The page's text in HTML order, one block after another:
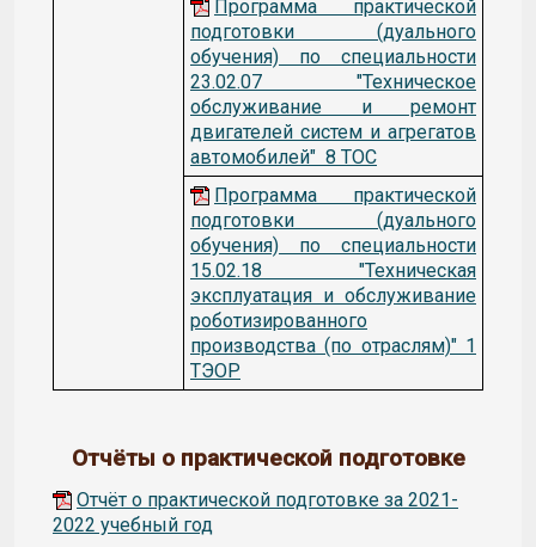
Программа практической
подготовки (дуального
обучения) по специальности
23.02.07 "Техническое
обслуживание и ремонт
двигателей систем и агрегатов
автомобилей" 8 ТОС
Программа практической
подготовки (дуального
обучения) по специальности
15.02.18 "Техническая
эксплуатация и обслуживание
роботизированного
производства (по отраслям)" 1
ТЭОР
Отчёты о практической подготовке
Отчёт о практической подготовке за 2021-
2022 учебный год